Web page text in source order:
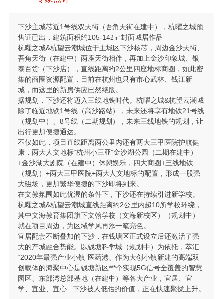
下沙主城芯近1号线双天街（吾角天街在建中），杭曜之城预
售证已出，建筑面积约105-142㎡封面城居作品
杭曜之城&杭望云潮城位于主城区下沙核芯，周边金沙天街、
吾角天街（在建中）两座天街相伴，再加上金沙印象城、银
泰百货（下沙店），直线距离约2公里四座地标商圈，如此密
集的商圈资源配置，目前在杭州也只有市心武林、钱江新
城，而这里的新房供应已然绝版。
据规划，下沙还将迈入三线地铁时代。杭曜之城&杭望云潮城
除了临近地铁1号线（高沙路站），未来还将享有地铁21号线
（规划中）、8号线（二期规划），未来三线地铁的规划，让
出行更加便捷通达。
不仅如此，项目直线距离两公里内还有两大三甲医院护航健
康，两大人文地标“杭州小三亚”金沙湖公园（二期在建中）
+金沙湖大剧院（在建中）休憩娱乐，四大商圈+三线地铁
（规划）+两大三甲医院+两大人文地标的配置，形成一股强
大磁场，更加繁华便捷的下沙即将到来。
在文教氛围如此优渥的条件下，下沙还在持续引进新学校。
杭曜之城&杭望云潮城直线距离约2公里内超10所学校环绕，
其中文海教育集团旗下文翰学校（文海新校区）（规划中）
就在项目周边，为区域学风再添一笔亮色。
宜居配套不断叠加的下沙，在钱塘区正式设立后还激活了强
大的产城融合势能。以钱塘科学城（规划中）为依托，萃汇
“2020年最强产业小镇”医药港、作为大创小镇新建的高端双
创载体的海聚中心是钱塘新区***个实现5G信号全覆盖的智慧
园区、东部湾总部基地（在建中）等各大产业，宜居、宜
学、宜业、宜心...下沙被人低估的价值，正在快速聚拢上升。